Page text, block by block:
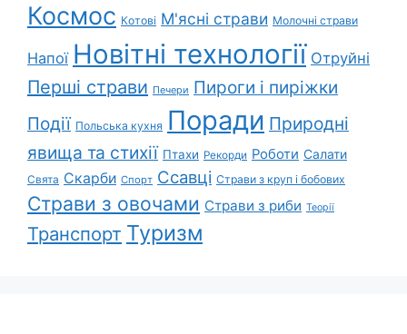
Космос Котові М'ясні страви Молочні страви
Напої Новітні технології Отруйні
Перші страви Печери Пироги і пиріжки
Події Польська кухня Поради Природні
явища та стихії Птахи Рекорди Роботи Салати
Свята Скарби Спорт Ссавці Страви з круп і бобових
Страви з овочами Страви з риби Теорії
Транспорт Туризм